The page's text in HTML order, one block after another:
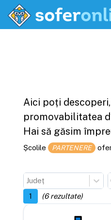
Aici poți
promovabilitatea
Hai să găsim
Școlile PARTENERE
Județ
1
(6rezultate)